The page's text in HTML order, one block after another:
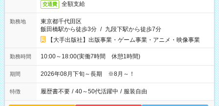
交通費 全額支給
勤務地
東京都千代田区
飯田橋駅から徒歩3分 / 九段下駅から徒歩7分
【大手出版社】出版事業・ゲーム事業・アニメ・映像事業
勤務時間 10:00～18:00(実働7時間 休憩1時間)
期間 2026年08月下旬～長期 ※8月～！
特徴 履歴書不要 / 40～50代活躍中 / 服装自由